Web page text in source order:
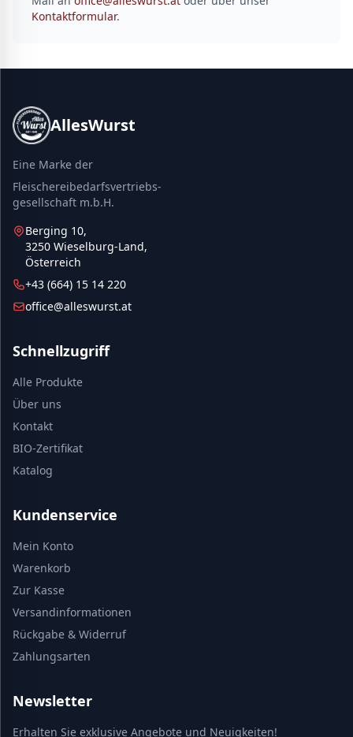
Kontaktformular.
AllesWurst
Eine Marke der
Fleischereibedarfsvertriebs-
gesellschaft m.b.H.
Berging 10,
3250 Wieselburg-Land,
Österreich
+43 (664) 15 14 220
office@alleswurst.at
Schnellzugriff
Alle Produkte
Über uns
Kontakt
BIO-Zertifikat
Katalog
Kundenservice
Mein Konto
Warenkorb
Zur Kasse
Versandinformationen
Rückgabe & Widerruf
Zahlungsarten
Newsletter
Erhalten Sie exklusive Angebote und Neuigkeiten!